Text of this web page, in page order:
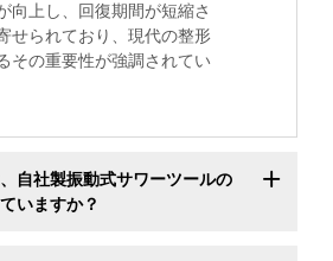
向上し、回復期間が短縮さ
せられており、現代の整形
その重要性が強調されてい
自社製振動式サワーツールの
いますか？